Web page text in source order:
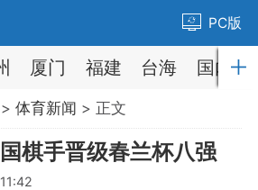
PC版
厦门 福建 台海 国内
体育新闻 > 正文
棋手晋级春兰杯八强